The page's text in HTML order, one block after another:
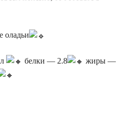
оладьи
белки — 2.8
жиры —